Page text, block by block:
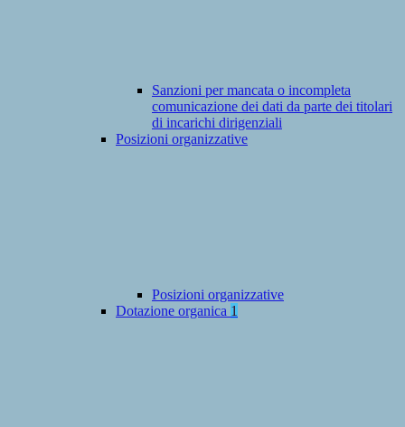
Sanzioni per mancata o incompleta
comunicazione dei dati da parte dei titolari
di incarichi dirigenziali
Posizioni organizzative
Posizioni organizzative
Dotazione organica 1